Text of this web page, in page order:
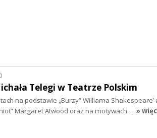
Telegi w Teatrze Polskim
na podstawie „Burzy” Williama
Margaret Atwood oraz na motywach… »